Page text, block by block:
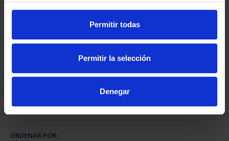
Permitir todas
Permitir la selección
Denegar
ESCORIAL
ORDENAR POR: